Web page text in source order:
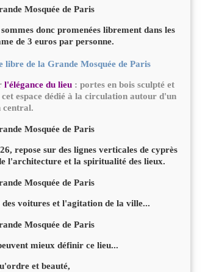
donc promenées librement dans les
de 3 euros par personne.
l'élégance du lieu: portes en bois sculpté et
espace dédié à la circulation autour d'un
central.
repose sur des lignes verticales de cyprès
l'architecture et la spiritualité des lieux.
voitures et l'agitation de la ville...
mieux définir ce lieu...
et beauté,